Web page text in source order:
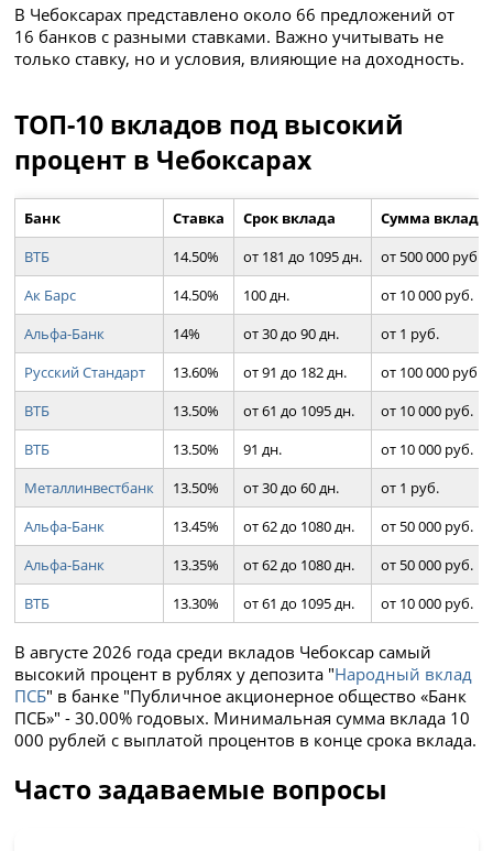
В Чебоксарах представлено около 66 предложений от
16 банков с разными ставками. Важно учитывать не
только ставку, но и условия, влияющие на доходность.
ТОП-10 вкладов под высокий
процент в Чебоксарах
Банк Ставка Срок вклада
Сумма вклада
ВТБ
14.50% от 181 до 1095 дн.
от 500 000 руб.
Ак Барс
14.50% 100 дн.
от 10 000 руб.
Альфа-Банк
14% от 30 до 90 дн.
от 1 руб.
Русский Стандарт
13.60% от 91 до 182 дн.
от 100 000 руб.
ВТБ
13.50% от 61 до 1095 дн.
от 10 000 руб.
ВТБ
13.50% 91 дн.
от 10 000 руб.
Металлинвестбанк
13.50% от 30 до 60 дн.
от 1 руб.
Альфа-Банк
13.45% от 62 до 1080 дн.
от 50 000 руб.
Альфа-Банк
13.35% от 62 до 1080 дн.
от 50 000 руб.
ВТБ
13.30% от 61 до 1095 дн. от 10 000 руб.
В августе 2026 года среди вкладов Чебоксар самый
высокий процент в рублях у депозита "Народный вклад
ПСБ" в банке "Публичное акционерное общество «Банк
ПСБ»" - 30.00% годовых. Минимальная сумма вклада 10
000 рублей с выплатой процентов в конце срока вклада.
Часто задаваемые вопросы